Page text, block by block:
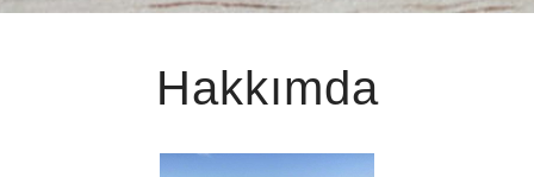
Hakkımda